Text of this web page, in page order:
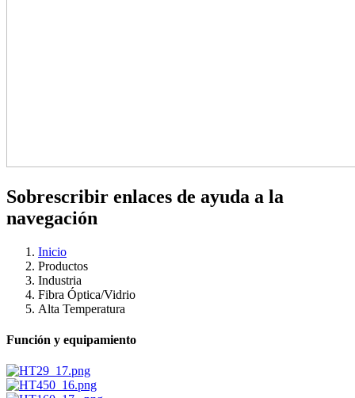
Sobrescribir enlaces de ayuda a la
navegación
Inicio
Productos
Industria
Fibra Óptica/​Vidrio
Alta Temperatura
Función y equipamiento